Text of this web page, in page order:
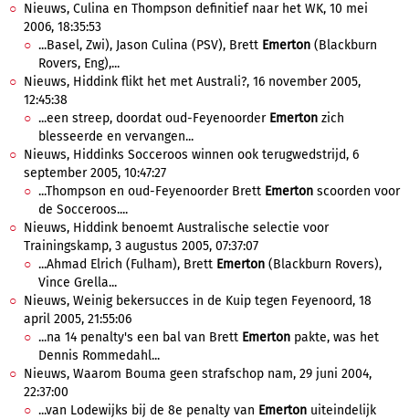
Nieuws, Culina en Thompson definitief naar het WK, 10 mei
2006, 18:35:53
...Basel, Zwi), Jason Culina (PSV), Brett Emerton (Blackburn
Rovers, Eng),...
Nieuws, Hiddink flikt het met Australi?, 16 november 2005,
12:45:38
...een streep, doordat oud-Feyenoorder Emerton zich
blesseerde en vervangen...
Nieuws, Hiddinks Socceroos winnen ook terugwedstrijd, 6
september 2005, 10:47:27
...Thompson en oud-Feyenoorder Brett Emerton scoorden voor
de Socceroos....
Nieuws, Hiddink benoemt Australische selectie voor
Trainingskamp, 3 augustus 2005, 07:37:07
...Ahmad Elrich (Fulham), Brett Emerton (Blackburn Rovers),
Vince Grella...
Nieuws, Weinig bekersucces in de Kuip tegen Feyenoord, 18
april 2005, 21:55:06
...na 14 penalty's een bal van Brett Emerton pakte, was het
Dennis Rommedahl...
Nieuws, Waarom Bouma geen strafschop nam, 29 juni 2004,
22:37:00
...van Lodewijks bij de 8e penalty van Emerton uiteindelijk